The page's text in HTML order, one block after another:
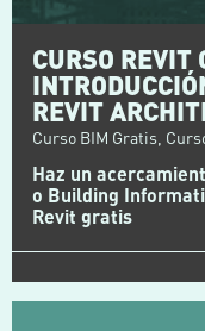
CURSO REVIT
REVIT
Curso BIM Gratis,
Haz un
o Building
Revit gratis